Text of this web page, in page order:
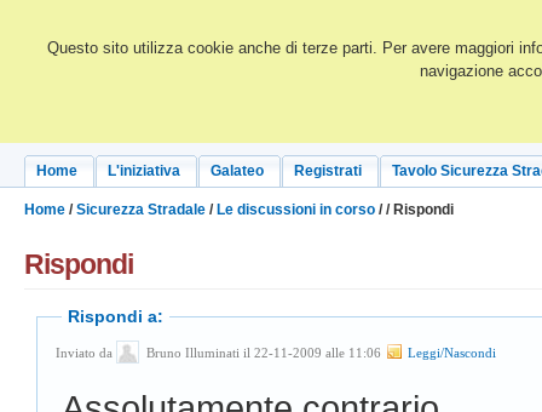
Questo sito utilizza cookie anche di terze parti. Per avere maggiori
navigazione
Home L'iniziativa Galateo Registrati Tavolo Sicurezza
Home /Sicurezza Stradale / Le discussioni in corso // Rispondi
Rispondi
Rispondi a:
Inviato da Bruno Illuminati il 22-11-2009 alle 11:06 Leggi/Nascondi